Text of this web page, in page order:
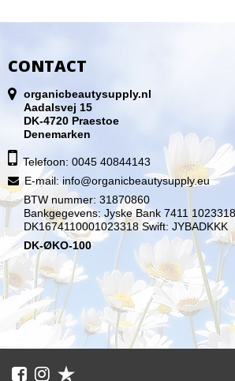
CONTACT
organicbeautysupply.nl
Aadalsvej 15
DK-4720 Praestoe
Denemarken
Telefoon: 0045 40844143
E-mail: info@organicbeautysupply.eu
BTW nummer: 31870860
Bankgegevens: Jyske Bank 7411
DK1674110001023318 Swift: JYBADKKK
DK-ØKO-100